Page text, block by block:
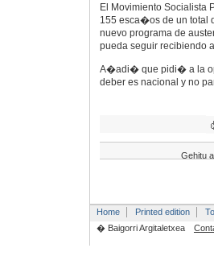
El Movimiento Socialista
155 esca�os de un total
nuevo programa de
pueda seguir recibiendo
A�adi� que pidi� a la
deber es nacional y no
Gehitu
Home Printed edition
� Baigorri Argitaletxea